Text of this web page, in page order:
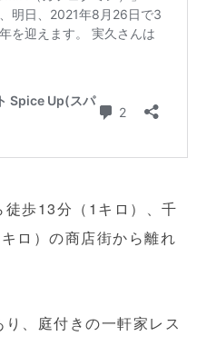
歩13分（1キロ）、千
ロ）の商店街から離れ
、庭付きの一軒家レス